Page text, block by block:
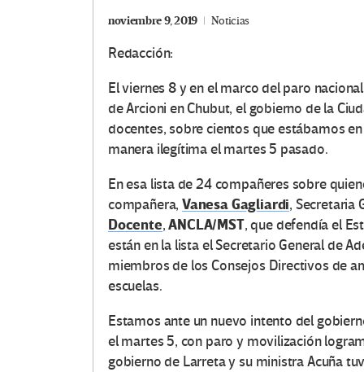
noviembre 9, 2019 Noticias
Redacción:
El viernes 8 y en el marco del paro
de Arcioni en Chubut, el gobierno de la
docentes, sobre cientos que estábamos
manera ilegítima el martes 5 pasado.
En esa lista de 24 compañeres sobre
compañera,Vanesa Gagliardi, Secretaria
Docente,ANCLA/MST, que defendía el
están en la lista el Secretario General de
miembros de los Consejos Directivos de
escuelas.
Estamos ante un nuevo intento del
el martes 5, con paro y movilización
gobierno de Larreta y su ministra Acuña